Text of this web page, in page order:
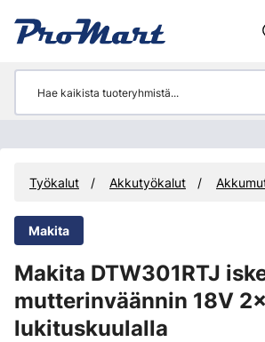
Työkalut Akkutyökalut
Makita
Makita DTW301RTJ
mutterinväännin 18V
lukituskuulalla